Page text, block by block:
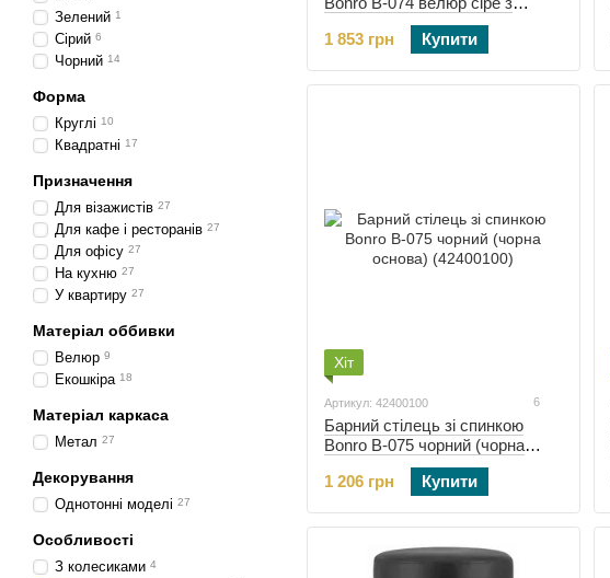
чорною основою (42400302)
1 853 грн
Купити
Хіт
Артикул: 42400100 6
Барний стілець зі спинкою
Bonro B-075 чорний (чорна
основа) (42400100)
1 206 грн
Купити
Зелений 1
Сірий 6
Чорний 14
Форма
Круглі 10
Квадратні 17
Призначення
Для візажистів 27
Для кафе і ресторанів 27
Для офісу 27
На кухню 27
У квартиру 27
Матеріал оббивки
Велюр 9
Екошкіра 18
Матеріал каркаса
Метал 27
Декорування
Однотонні моделі 27
Особливості
З колесиками 4